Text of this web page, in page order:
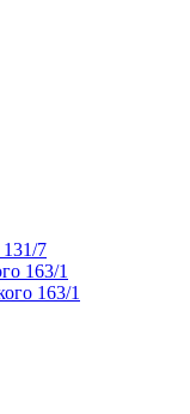
7
163/1
163/1